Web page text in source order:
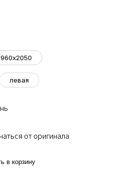
960x2050
левая
от оригинала
в корзину